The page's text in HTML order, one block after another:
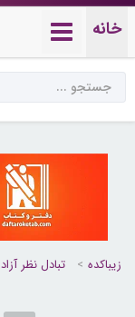
خانه
زیباکده تبادل نظر آزاد